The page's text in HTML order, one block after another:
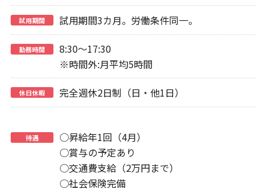
試用期間 試用期間3カ月。労働条件同一。
勤務時間
8:30～17:30
※時間外:月平均5時間
休日休暇 完全週休2日制（日・他1日）
待遇
○昇給年1回（4月）
○賞与の予定あり
○交通費支給（2万円まで）
○社会保険完備